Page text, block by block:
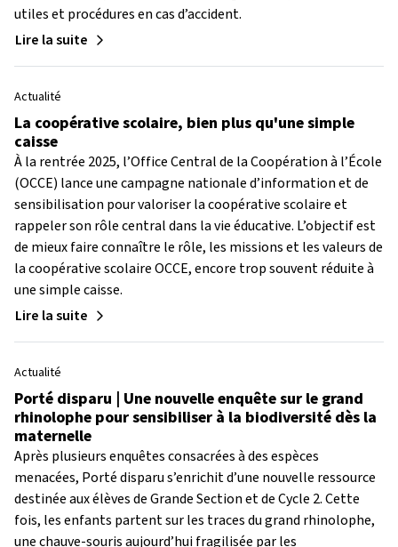
utiles et procédures en cas d’accident.
Lire la suite
Actualité
La coopérative scolaire, bien plus qu'une simple
caisse
À la rentrée 2025, l’Office Central de la Coopération à l’École
(OCCE) lance une campagne nationale d’information et de
sensibilisation pour valoriser la coopérative scolaire et
rappeler son rôle central dans la vie éducative. L’objectif est
de mieux faire connaître le rôle, les missions et les valeurs de
la coopérative scolaire OCCE, encore trop souvent réduite à
une simple caisse.
Lire la suite
Actualité
Porté disparu | Une nouvelle enquête sur le grand
rhinolophe pour sensibiliser à la biodiversité dès la
maternelle
Après plusieurs enquêtes consacrées à des espèces
menacées, Porté disparu s’enrichit d’une nouvelle ressource
destinée aux élèves de Grande Section et de Cycle 2. Cette
fois, les enfants partent sur les traces du grand rhinolophe,
une chauve-souris aujourd’hui fragilisée par les